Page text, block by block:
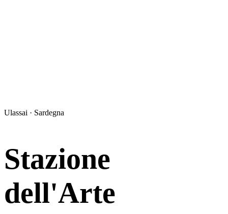
Ulassai · Sardegna
Stazione
dell'Arte